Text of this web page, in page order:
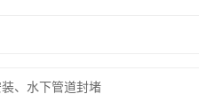
、水下管道封堵